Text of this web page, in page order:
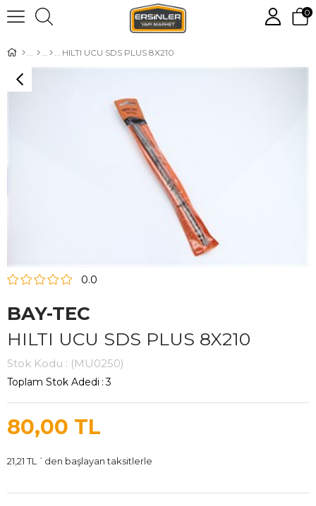
0
HILTI UCU SDS PLUS 8X210
0.0
BAY-TEC
HILTI UCU SDS PLUS 8X210
Stok Kodu (MU0250)
Toplam Stok Adedi : 3
80,00 TL
21,21 TL `den başlayan taksitlerle